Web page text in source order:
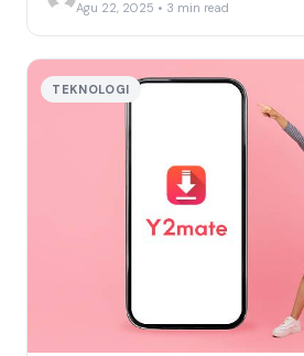
Agu 22, 2025 • 3 min read
TEKNOLOGI